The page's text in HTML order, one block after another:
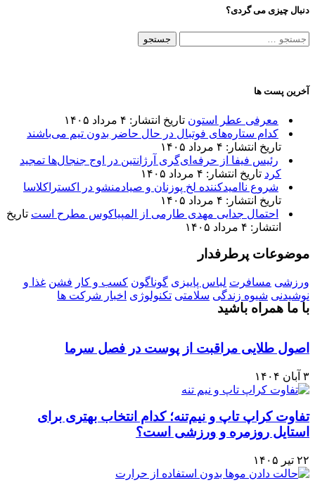
دنبال چیزی می گردی؟
جستجو
آخرین پست ها
معرفی عطر استون تاریخ انتشار: ۴ مرداد ۱۴۰۵
کدام ستاره‌های فوتبال در حال حاضر بدون تیم می‌باشند
تاریخ انتشار: ۴ مرداد ۱۴۰۵
رئیس فیفا از حرفه‌ای‌گری آرژانتین در اوج جنجال‌ها تمجید
کرد تاریخ انتشار: ۴ مرداد ۱۴۰۵
شروع ناامیدکننده لخ پوزنان و صیادمنشو در اکستراکلاسا
تاریخ انتشار: ۴ مرداد ۱۴۰۵
احتمال جدایی مهدی طارمی از المپیاکوس مطرح است تاریخ
انتشار: ۴ مرداد ۱۴۰۵
موضوعات پرطرفدار
ورزشی مسافرت لباس پاییزی گوناگون کسب و کار فشن غذا و
نوشیدنی شیوه زندگی سلامتی تکنولوژی اخبار شرکت ها
با ما همراه باشید
اصول طلایی مراقبت از پوست در فصل سرما
۳ آبان ۱۴۰۴
تفاوت کراپ تاپ و نیم‌تنه؛ کدام انتخاب بهتری برای
استایل روزمره و ورزشی است؟
۲۲ تیر ۱۴۰۵